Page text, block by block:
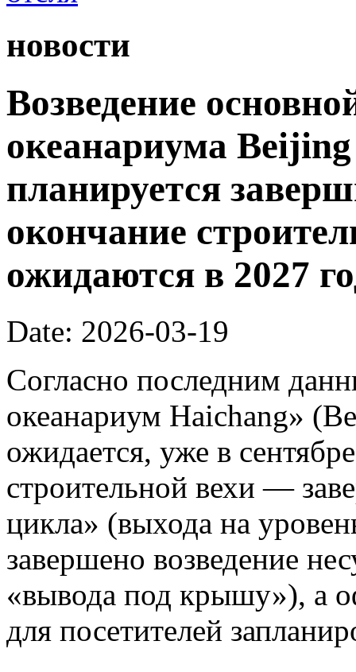
новости
Возведение
океанариума
планируется
окончание
ожидаются в 2027
Date: 2026-03-19
Согласно последним
океанариум Haichang»
ожидается, уже в
строительной вехи —
цикла» (выхода на
завершено возведение
«вывода под крышу»), а
для посетителей